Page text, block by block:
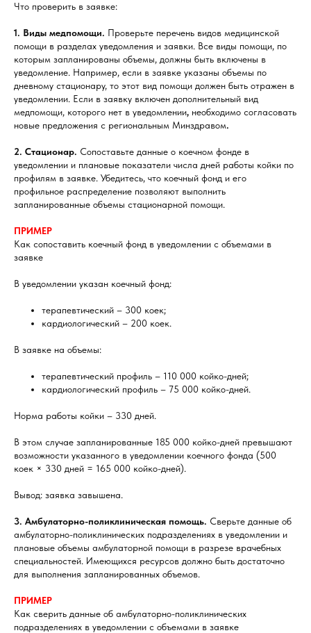
Что проверить в заявке:
1. Виды медпомощи. Проверьте перечень видов медицинской
помощи в разделах уведомления и заявки. Все виды помощи, по
которым запланированы объемы, должны быть включены в
уведомление. Например, если в заявке указаны объемы по
дневному стационару, то этот вид помощи должен быть отражен в
уведомлении. Если в заявку включен дополнительный вид
медпомощи, которого нет в уведомлении, необходимо согласовать
новые предложения с региональным Минздравом.
2. Стационар. Сопоставьте данные о коечном фонде в
уведомлении и плановые показатели числа дней работы койки по
профилям в заявке. Убедитесь, что коечный фонд и его
профильное распределение позволяют выполнить
запланированные объемы стационарной помощи.
ПРИМЕР
Как сопоставить коечный фонд в уведомлении с объемами в
заявке
В уведомлении указан коечный фонд:
терапевтический – 300 коек;
кардиологический – 200 коек.
В заявке на объемы:
терапевтический профиль – 110 000 койко-дней;
кардиологический профиль – 75 000 койко-дней.
Норма работы койки – 330 дней.
В этом случае запланированные 185 000 койко-дней превышают
возможности указанного в уведомлении коечного фонда (500
коек × 330 дней = 165 000 койко-дней).
Вывод: заявка завышена.
3. Амбулаторно-поликлиническая помощь. Сверьте данные об
амбулаторно-поликлинических подразделениях в уведомлении и
плановые объемы амбулаторной помощи в разрезе врачебных
специальностей. Имеющихся ресурсов должно быть достаточно
для выполнения запланированных объемов.
ПРИМЕР
Как сверить данные об амбулаторно-поликлинических
подразделениях в уведомлении с объемами в заявке